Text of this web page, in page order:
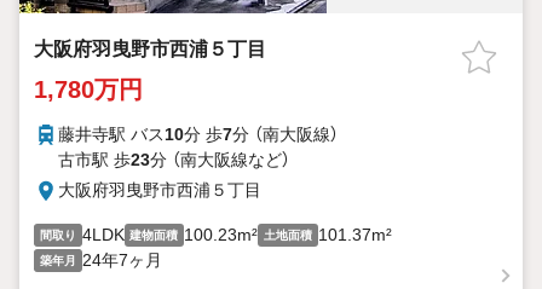
大阪府羽曳野市西浦５丁目
1,780万円
藤井寺駅 バス10分 歩7分 （南大阪線）
古市駅 歩23分 （南大阪線など）
大阪府羽曳野市西浦５丁目
間取り 4LDK 建物面積 100.23m² 土地面積 101.37m²
築年月 24年7ヶ月